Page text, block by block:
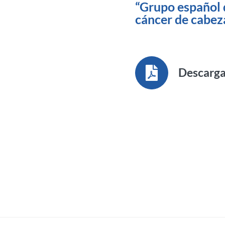
“Grupo
cáncer de